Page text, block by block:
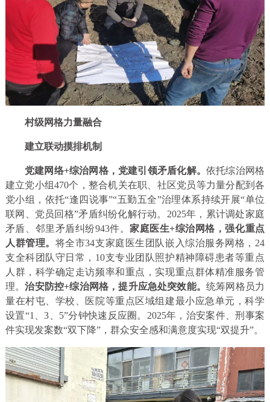
村级网格力量融合
建立联动摸排机制
党建网络+综治网格，党建引领矛盾化解。 依托综治网格
建立党小组470个，整合机关在职、社区党员等力量分配到各
党小组，依托“逢四说事”“五勤五全”治理体系持续开展“单位
联网、党员回格”矛盾纠纷化解行动。2025年，累计调处家庭
矛盾、邻里矛盾纠纷943件。 家庭医生+综治网格，强化重点
人群管理。 将全市34支家庭医生团队嵌入综治服务网格，24
支全科团队守日常，10支专业团队照护精神障碍患者等重点
人群，科学确定走访频率和重点，实现重点群体精准服务管
理。治安防控+综治网格，提升应急处突效能。统筹网格员力
量在村屯、学校、医院等重点区域组建最小应急单元，科学
设置“1、3、5”分钟快速反应圈。2025年，治安案件、刑事案
件实现发案数“双下降”，群众安全感和满意度实现“双提升”。